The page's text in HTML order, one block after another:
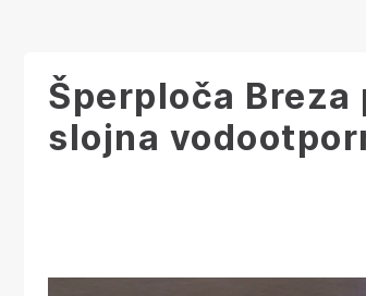
Šperploča
slojna